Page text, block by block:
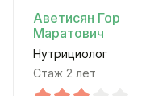
Аветисян Гор
Маратович
Нутрициолог
Стаж 2 лет